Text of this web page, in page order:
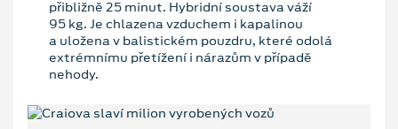
přibližně 25 minut. Hybridní soustava váží
95 kg. Je chlazena vzduchem i kapalinou
a uložena v balistickém pouzdru, které odolá
extrémnímu přetížení i nárazům v případě
nehody.